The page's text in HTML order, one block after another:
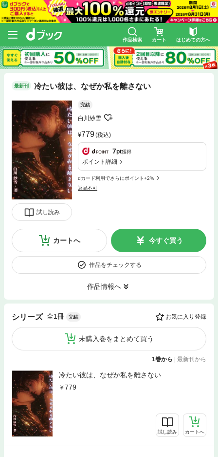
作品検索 カート はじめての方へ
最新刊 冷たい彼は、なぜか私を離さない
試し読み
完結
白川紗雪
779(税込)
7pt獲得
ポイント詳細
dカード利用でさらにポイント+2%
返品不可
カートへ 今すぐ買う
作品をチェックする
作品情報へ
シリーズ 全1冊 完結 お気に入り登録
未購入巻をまとめて買う
1巻から | 最新刊から
冷たい彼は、なぜか私を離さない
779
試し読み カートへ